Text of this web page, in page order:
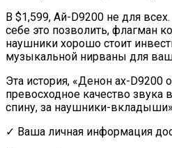
В $1,599, Ай-D9200 не для
себе это позволить, флагман
наушники хорошо стоит
музыкальной нирваны для
Эта история, «Денон ах-D9200
превосходное качество
спину, за наушники-
✓ Ваша личная информация